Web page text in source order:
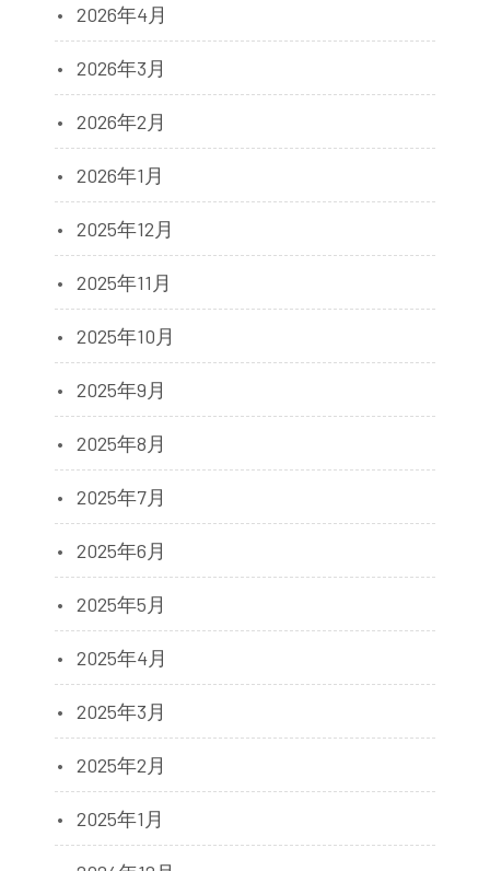
2026年4月
2026年3月
2026年2月
2026年1月
2025年12月
2025年11月
2025年10月
2025年9月
2025年8月
2025年7月
2025年6月
2025年5月
2025年4月
2025年3月
2025年2月
2025年1月